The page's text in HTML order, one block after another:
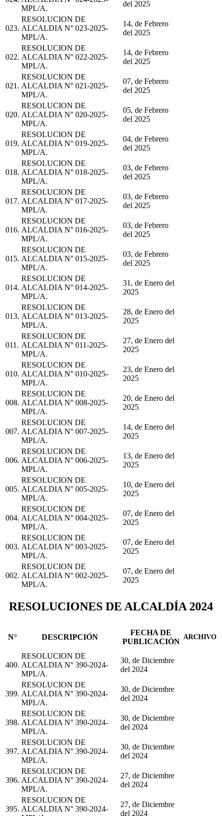
MPL/A.
del 2025
023.
RESOLUCION DE
ALCALDIA N° 023-2025-
MPL/A.
14, de Febrero
del 2025
022.
RESOLUCION DE
ALCALDIA N° 022-2025-
MPL/A.
14, de Febrero
del 2025
021.
RESOLUCION DE
ALCALDIA N° 021-2025-
MPL/A.
07, de Febrero
del 2025
020.
RESOLUCION DE
ALCALDIA N° 020-2025-
MPL/A.
05, de Febrero
del 2025
019.
RESOLUCION DE
ALCALDIA N° 019-2025-
MPL/A.
04, de Febrero
del 2025
018.
RESOLUCION DE
ALCALDIA N° 018-2025-
MPL/A.
03, de Febrero
del 2025
017.
RESOLUCION DE
ALCALDIA N° 017-2025-
MPL/A.
03, de Febrero
del 2025
016.
RESOLUCION DE
ALCALDIA N° 016-2025-
MPL/A.
03, de Febrero
del 2025
015.
RESOLUCION DE
ALCALDIA N° 015-2025-
MPL/A.
03, de Febrero
del 2025
014.
RESOLUCION DE
ALCALDIA N° 014-2025-
MPL/A.
31, de Enero del
2025
013.
RESOLUCION DE
ALCALDIA N° 013-2025-
MPL/A.
28, de Enero del
2025
011.
RESOLUCION DE
ALCALDIA N° 011-2025-
MPL/A.
27, de Enero del
2025
010.
RESOLUCION DE
ALCALDIA N° 010-2025-
MPL/A.
23, de Enero del
2025
008.
RESOLUCION DE
ALCALDIA N° 008-2025-
MPL/A.
20, de Enero del
2025
007.
RESOLUCION DE
ALCALDIA N° 007-2025-
MPL/A.
14, de Enero del
2025
006.
RESOLUCION DE
ALCALDIA N° 006-2025-
MPL/A.
13, de Enero del
2025
005.
RESOLUCION DE
ALCALDIA N° 005-2025-
MPL/A.
10, de Enero del
2025
004.
RESOLUCION DE
ALCALDIA N° 004-2025-
MPL/A.
07, de Enero del
2025
003.
RESOLUCION DE
ALCALDIA N° 003-2025-
MPL/A.
07, de Enero del
2025
002.
RESOLUCION DE
ALCALDIA N° 002-2025-
MPL/A.
07, de Enero del
2025
RESOLUCIONES DE ALCALDÍA 2024
N° DESCRIPCIÓN
FECHA DE
PUBLICACIÓN
ARCHIVO
400.
RESOLUCION DE
ALCALDIA N° 390-2024-
MPL/A.
30, de Diciembre
del 2024
399.
RESOLUCION DE
ALCALDIA N° 390-2024-
MPL/A.
30, de Diciembre
del 2024
398.
RESOLUCION DE
ALCALDIA N° 390-2024-
MPL/A.
30, de Diciembre
del 2024
397.
RESOLUCION DE
ALCALDIA N° 390-2024-
MPL/A.
30, de Diciembre
del 2024
396.
RESOLUCION DE
ALCALDIA N° 390-2024-
MPL/A.
27, de Diciembre
del 2024
395.
RESOLUCION DE
ALCALDIA N° 390-2024-
27, de Diciembre
del 2024